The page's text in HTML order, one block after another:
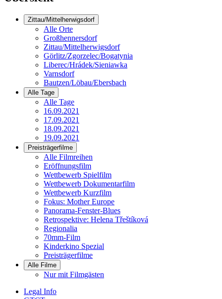
Zittau/Mittelherwigsdorf
Alle Orte
Großhennersdorf
Zittau/Mittelherwigsdorf
Görlitz/Zgorzelec/Bogatynia
Liberec/Hrádek/Sieniawka
Varnsdorf
Bautzen/Löbau/Ebersbach
Alle Tage
Alle Tage
16.09.2021
17.09.2021
18.09.2021
19.09.2021
Preisträgerfilme
Alle Filmreihen
Eröffnungsfilm
Wettbewerb Spielfilm
Wettbewerb Dokumentarfilm
Wettbewerb Kurzfilm
Fokus: Mother Europe
Panorama-Fenster-Blues
Retrospektive: Helena Třeštíková
Regionalia
70mm-Film
Kinderkino Spezial
Preisträgerfilme
Alle Filme
Nur mit Filmgästen
Legal Info